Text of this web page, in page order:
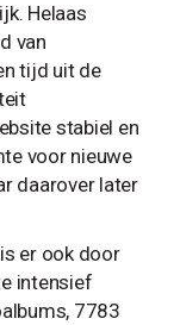
Helaas
van
tijd uit de
stabiel en
voor nieuwe
daarover later
er ook door
intensief
7783